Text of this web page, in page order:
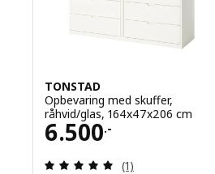
TONSTAD
Opbevaring med skuffer,
råhvid/glas, 164x47x206 cm
6.500.-
Pris 6500.-
Anmeld: 5 ud
(1)